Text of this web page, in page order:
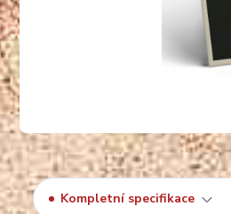
Kompletní specifikace